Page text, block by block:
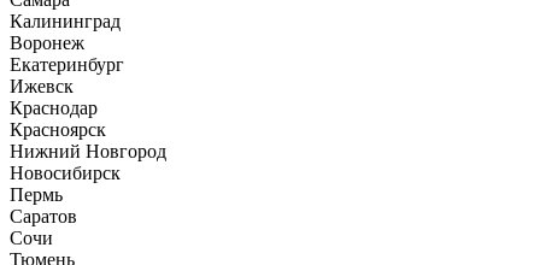
Калининград
Воронеж
Екатеринбург
Ижевск
Краснодар
Красноярск
Нижний Новгород
Новосибирск
Пермь
Саратов
Сочи
Тюмень